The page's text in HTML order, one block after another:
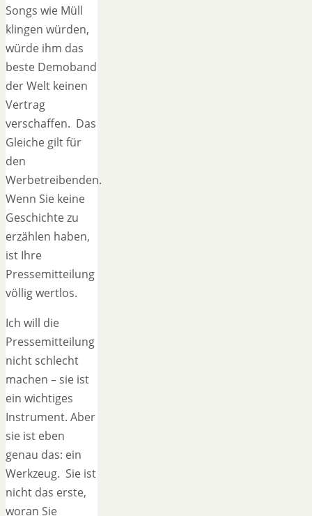
Songs wie Müll
klingen würden,
würde ihm das
beste Demoband
der Welt keinen
Vertrag
verschaffen. Das
Gleiche gilt für
den
Werbetreibenden.
Wenn Sie keine
Geschichte zu
erzählen haben,
ist Ihre
Pressemitteilung
völlig wertlos.
Ich will die
Pressemitteilung
nicht schlecht
machen – sie ist
ein wichtiges
Instrument. Aber
sie ist eben
genau das: ein
Werkzeug. Sie ist
nicht das erste,
woran Sie